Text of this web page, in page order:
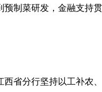
制菜研发，金融支持
省分行坚持以工补农